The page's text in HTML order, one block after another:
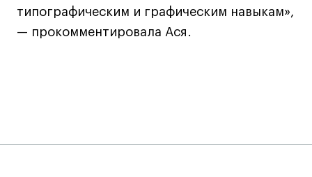
Истории успеха
Истории успеха
типографическим и графическим навыкам»,
— прокомментировала Ася.